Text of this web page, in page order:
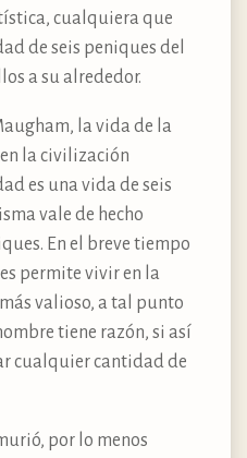
cualquiera que
de seis peniques del
a su alrededor.
la vida de la
la civilización
es una vida de seis
vale de hecho
En el breve tiempo
permite vivir en la
valioso, a tal punto
tiene razón, si así
cualquier cantidad de
por lo menos